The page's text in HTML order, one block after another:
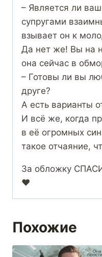
– Является ли
супругами
взывает он к
Да нет же! Вы на
она сейчас в
– Готовы ли вы
друге?
А есть варианты
И всё же, когда
в её огромных
такое отчаяние,
За обложку
❤️
Похожие